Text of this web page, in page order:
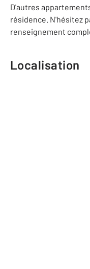
D'autres
résidence. N'hésitez
renseignement
Localisation